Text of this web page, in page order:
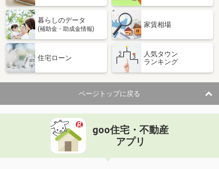
暮らしのデータ
(補助金・助成金情報)
家賃相場
住宅ローン
人気タウン
ランキング
ページトップに戻る
goo住宅・不動産
アプリ